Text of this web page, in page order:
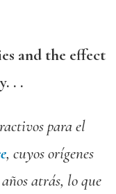
and the effect
. .
para el
, cuyos orígenes
atrás, lo que